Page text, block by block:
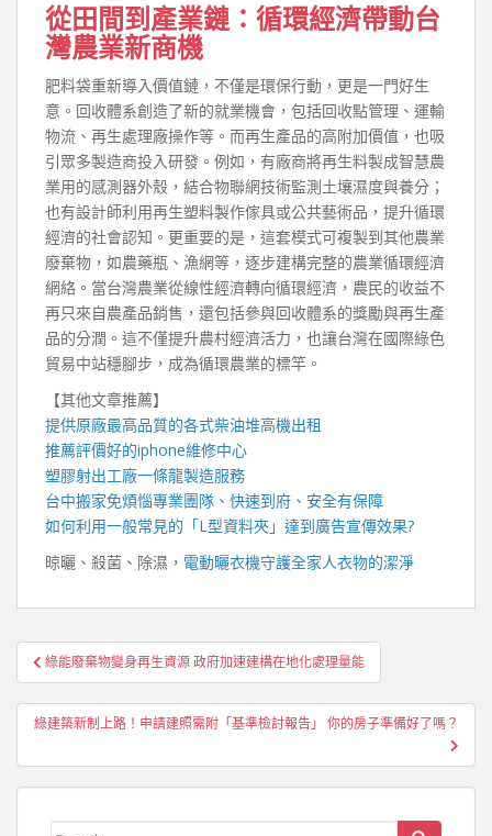
從田間到產業鏈：循環經濟帶動台
灣農業新商機
肥料袋重新導入價值鏈，不僅是環保行動，更是一門好生
意。回收體系創造了新的就業機會，包括回收點管理、運輸
物流、再生處理廠操作等。而再生產品的高附加價值，也吸
引眾多製造商投入研發。例如，有廠商將再生料製成智慧農
業用的感測器外殼，結合物聯網技術監測土壤濕度與養分；
也有設計師利用再生塑料製作傢具或公共藝術品，提升循環
經濟的社會認知。更重要的是，這套模式可複製到其他農業
廢棄物，如農藥瓶、漁網等，逐步建構完整的農業循環經濟
網絡。當台灣農業從線性經濟轉向循環經濟，農民的收益不
再只來自農產品銷售，還包括參與回收體系的獎勵與再生產
品的分潤。這不僅提升農村經濟活力，也讓台灣在國際綠色
貿易中站穩腳步，成為循環農業的標竿。
【其他文章推薦】
提供原廠最高品質的各式柴油堆高機出租
推薦評價好的iphone維修中心
塑膠射出工廠一條龍製造服務
台中搬家免煩惱專業團隊、快速到府、安全有保障
如何利用一般常見的「L型資料夾」達到廣告宣傳效果?
晾曬、殺菌、除濕， 電動曬衣機守護全家人衣物的潔淨
文
章
導
覽
綠能廢棄物變身再生資源 政府加速建構在地化處理量能
綠建築新制上路！申請建照需附「基準檢討報告」 你的房子準備好了嗎？